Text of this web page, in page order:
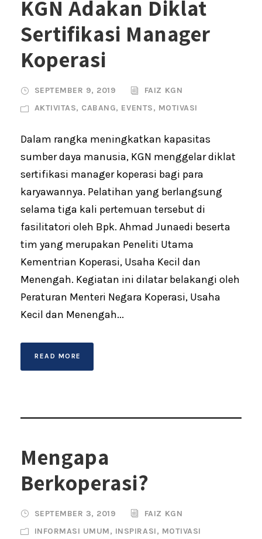
KGN Adakan Diklat
Sertifikasi Manager
Koperasi
SEPTEMBER 9, 2019
FAIZ KGN
AKTIVITAS, CABANG, EVENTS, MOTIVASI
Dalam rangka meningkatkan kapasitas
sumber daya manusia, KGN menggelar diklat
sertifikasi manager koperasi bagi para
karyawannya. Pelatihan yang berlangsung
selama tiga kali pertemuan tersebut di
fasilitatori oleh Bpk. Ahmad Junaedi beserta
tim yang merupakan Peneliti Utama
Kementrian Koperasi, Usaha Kecil dan
Menengah. Kegiatan ini dilatar belakangi oleh
Peraturan Menteri Negara Koperasi, Usaha
Kecil dan Menengah...
READ MORE
Mengapa
Berkoperasi?
SEPTEMBER 3, 2019
FAIZ KGN
INFORMASI UMUM, INSPIRASI, MOTIVASI